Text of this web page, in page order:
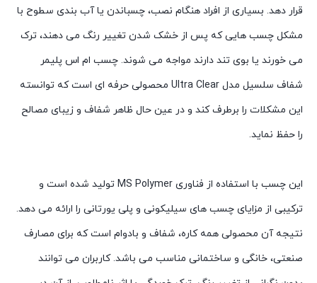
قرار دهد. بسیاری از افراد هنگام نصب، چسباندن یا آب بندی سطوح با
مشکل چسب هایی که پس از خشک شدن تغییر رنگ می دهند، ترک
می خورند یا بوی تند دارند مواجه می شوند. چسب ام اس پلیمر
شفاف سلسیل مدل Ultra Clear محصولی حرفه ای است که توانسته
این مشکلات را برطرف کند و در عین حال ظاهر شفاف و زیبای مصالح
را حفظ نماید.
این چسب با استفاده از فناوری MS Polymer تولید شده است و
ترکیبی از مزایای چسب های سیلیکونی و پلی یورتانی را ارائه می دهد.
نتیجه آن محصولی همه کاره، شفاف و بادوام است که برای مصارف
صنعتی، خانگی و ساختمانی مناسب می باشد. کاربران می توانند